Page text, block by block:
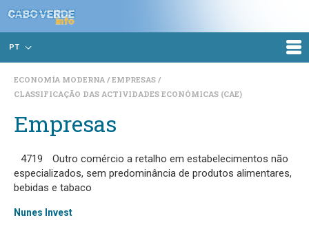
PT
ECONOMÍA MODERNA
EMPRESAS
CLASSIFICAÇÃO DAS ACTIVIDADES ECONÓMICAS (CAE)
Empresas
4719
Outro comércio a retalho em estabelecimentos não
especializados, sem predominância de produtos alimentares,
bebidas e tabaco
Nunes Invest